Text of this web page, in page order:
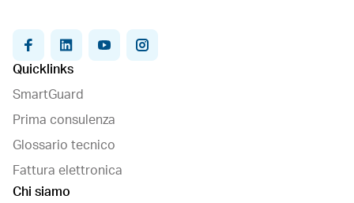
facebooklinkedin youtubeinstagram
Quicklinks
SmartGuard
Prima consulenza
Glossario tecnico
Fattura elettronica
Chi siamo